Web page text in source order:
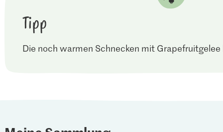
Tipp
Die noch warmen Schnecken mit